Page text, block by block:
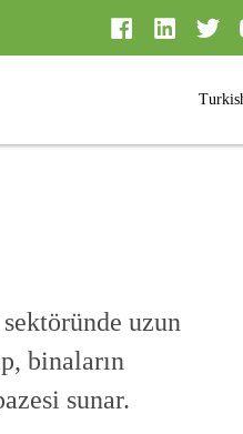
uzun
binaların
sunar.